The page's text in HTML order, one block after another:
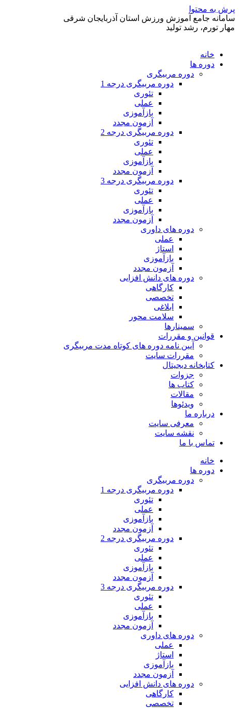
پرش به محتوا
سامانه جامع آموزش ورزش استان آذربایجان شرقی
مهار تورم، رشد تولید
خانه
دوره ها
دوره مربیگری
دوره مربیگری درجه 1
تئوری
عملی
بازآموزی
آزمون مجدد
دوره مربیگری درجه 2
تئوری
عملی
بازآموزی
آزمون مجدد
دوره مربیگری درجه 3
تئوری
عملی
بازآموزی
آزمون مجدد
دوره های داوری
عملی
استاژ
بازآموزی
آزمون مجدد
دوره های دانش افزایی
کارگاهی
تخصصی
ابلاغی
سلامت محور
سمینارها
قوانین و مقررات
آیین نامه دوره های کوتاه مدت مربیگری
مقررات سایت
کتابخانه دیجیتال
جزوات
کتاب ها
مقالات
ویدئوها
درباره ما
معرفی سایت
نقشه سایت
تماس با ما
خانه
دوره ها
دوره مربیگری
دوره مربیگری درجه 1
تئوری
عملی
بازآموزی
آزمون مجدد
دوره مربیگری درجه 2
تئوری
عملی
بازآموزی
آزمون مجدد
دوره مربیگری درجه 3
تئوری
عملی
بازآموزی
آزمون مجدد
دوره های داوری
عملی
استاژ
بازآموزی
آزمون مجدد
دوره های دانش افزایی
کارگاهی
تخصصی